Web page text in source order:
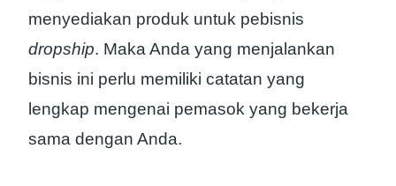
menyediakan produk untuk pebisnis
dropship. Maka Anda yang menjalankan
bisnis ini perlu memiliki catatan yang
lengkap mengenai pemasok yang bekerja
sama dengan Anda.